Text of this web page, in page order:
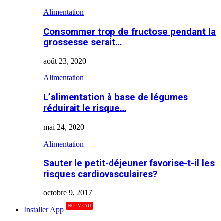
Alimentation
Consommer trop de fructose pendant la
grossesse serait…
août 23, 2020
Alimentation
L’alimentation à base de légumes
réduirait le risque…
mai 24, 2020
Alimentation
Sauter le petit-déjeuner favorise-t-il les
risques cardiovasculaires?
octobre 9, 2017
Installer App
NOUVEAU